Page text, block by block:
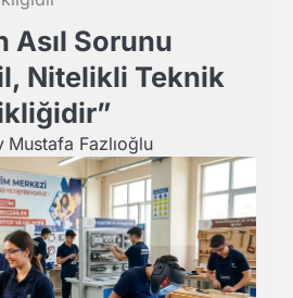
Asıl Sorunu
Nitelikli Teknik
Mustafa Fazlıoğlu